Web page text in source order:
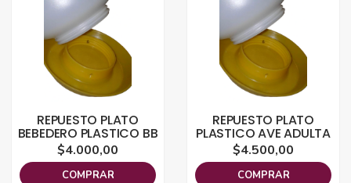
REPUESTO PLATO
BEBEDERO PLASTICO BB
$4.000,00
COMPRAR
REPUESTO PLATO
PLASTICO AVE ADULTA
$4.500,00
COMPRAR